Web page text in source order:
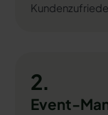
2.
Event-